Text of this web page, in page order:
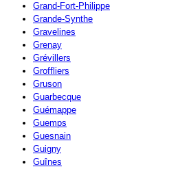
Grand-Fort-Philippe
Grande-Synthe
Gravelines
Grenay
Grévillers
Groffliers
Gruson
Guarbecque
Guémappe
Guemps
Guesnain
Guigny
Guînes